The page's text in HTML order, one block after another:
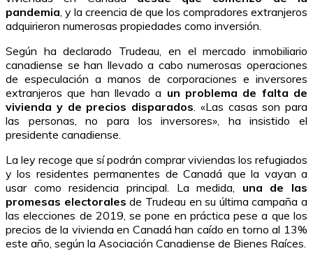
pandemia , y la creencia de que los compradores extranjeros
adquirieron numerosas propiedades como inversión.
Según ha declarado Trudeau, en el mercado inmobiliario
canadiense se han llevado a cabo numerosas operaciones
de especulación a manos de corporaciones e inversores
extranjeros que han llevado a un problema de falta de
vivienda y de precios disparados . «Las casas son para
las personas, no para los inversores», ha insistido el
presidente canadiense.
La ley recoge que sí podrán comprar viviendas los refugiados
y los residentes permanentes de Canadá que la vayan a
usar como residencia principal. La medida, una de las
promesas electoralesde Trudeau en su última campaña a
las elecciones de 2019, se pone en práctica pese a que los
precios de la vivienda en Canadá han caído en torno al 13%
este año, según la Asociación Canadiense de Bienes Raíces.